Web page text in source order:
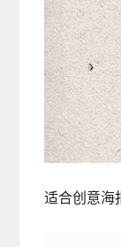
适合创意海